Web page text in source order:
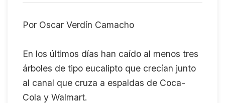
Por Oscar Verdín Camacho
En los últimos días han caído al menos tres
árboles de tipo eucalipto que crecían junto
al canal que cruza a espaldas de Coca-
Cola y Walmart.